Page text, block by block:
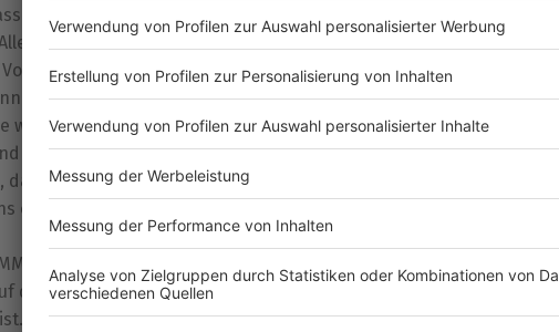
jeder Mensch unter körperlichen oder psychischen
usw.), die sich möglicherweise auf Ihre Sicherheit oder
solche Beeinträchtigungen oder Bedenken mitzuteilen.
dazu führen, dass Sie die Erlebnisleistung nicht vollständig in
während des Erlebnisses Bedenken haben oder
mit.
dass Teilnehmer des Erlebnisses womöglich unter einer
oder unserem Personal vor Ort dies ebenso umgehend
der Website, per E-Mail oder in sonstiger Weise wird
In einem solchen Fall obliegt es Ihnen, die Wetterverhältnisse